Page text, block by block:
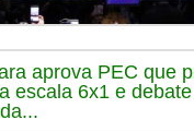
aprova PEC que
escala 6x1 e